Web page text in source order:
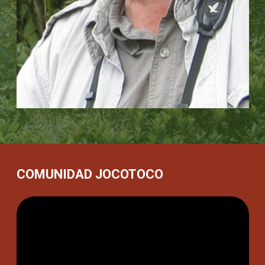
su crecimiento profesional y el impulso para que
avancen hacia funciones cada vez más influyentes.
Posteriormente, utilizamos tecnología avanzada para
monitorear y evaluar nuestro impacto, lo que nos
permite ampliar nuestro trabajo a lo largo de vastos
paisajes regionales.
COMUNIDAD JOCOTOCO